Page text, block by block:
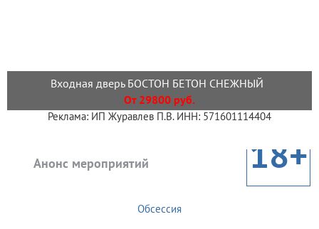
Входная дверь БОСТОН БЕТОН СНЕЖНЫЙ
От 29800 руб.
Реклама: ИП Журавлев П.В. ИНН: 571601114404
Анонс мероприятий 18+
Обсессия